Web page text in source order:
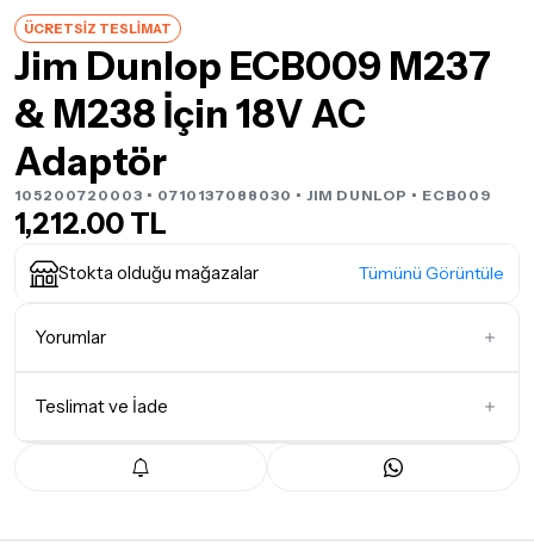
ÜCRETSİZ TESLİMAT
Jim Dunlop ECB009 M237
& M238 İçin 18V AC
Adaptör
105200720003 • 0710137088030 • JIM DUNLOP • ECB009
1,212.00 TL
Stokta olduğu mağazalar Tümünü Görüntüle
Yorumlar
Teslimat ve İade
Teslimat Koşulları